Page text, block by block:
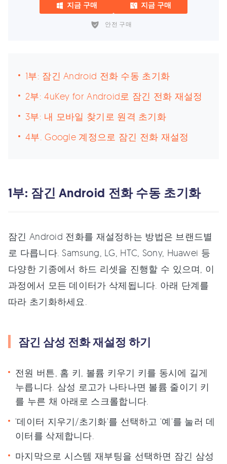
지금 구매 지금 구매
안전 구매
1부: 잠긴 Android 전화 수동 초기화
2부: 4uKey for Android로 잠긴 전화 재설정
3부: 내 모바일 찾기로 원격 초기화
4부. Google 계정으로 잠긴 전화 재설정
1부: 잠긴 Android 전화 수동 초기화
잠긴 Android 전화를 재설정하는 방법은 브랜드별
로 다릅니다. Samsung, LG, HTC, Sony, Huawei 등
다양한 기종에서 하드 리셋을 진행할 수 있으며, 이
과정에서 모든 데이터가 삭제됩니다. 아래 단계를
따라 초기화하세요.
잠긴 삼성 전화 재설정 하기
전원 버튼, 홈 키, 볼륨 키우기 키를 동시에 길게
누릅니다. 삼성 로고가 나타나면 볼륨 줄이기 키
를 누른 채 아래로 스크롤합니다.
'데이터 지우기/초기화'를 선택하고 '예'를 눌러 데
이터를 삭제합니다.
마지막으로 시스템 재부팅을 선택하면 잠긴 삼성